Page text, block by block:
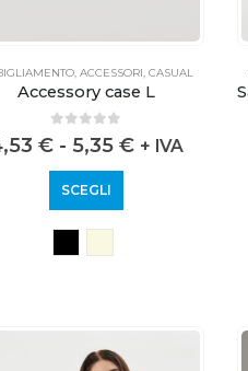
, ACCESSORI CASUAL
Accessory case L
0 out of 5
€ - 5,35€ + IVA
SCEGLI